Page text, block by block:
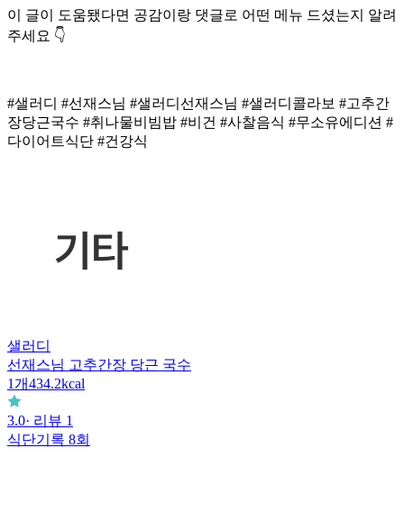
이 글이 도움됐다면 공감이랑 댓글로 어떤 메뉴 드셨는지 알려
주세요 👇
#샐러디 #선재스님 #샐러디선재스님 #샐러디콜라보 #고추간
장당근국수 #취나물비빔밥 #비건 #사찰음식 #무소유에디션 #
다이어트식단 #건강식
샐러디
선재스님 고추간장 당근 국수
1개434.2kcal
3.0· 리뷰 1
식단기록 8회